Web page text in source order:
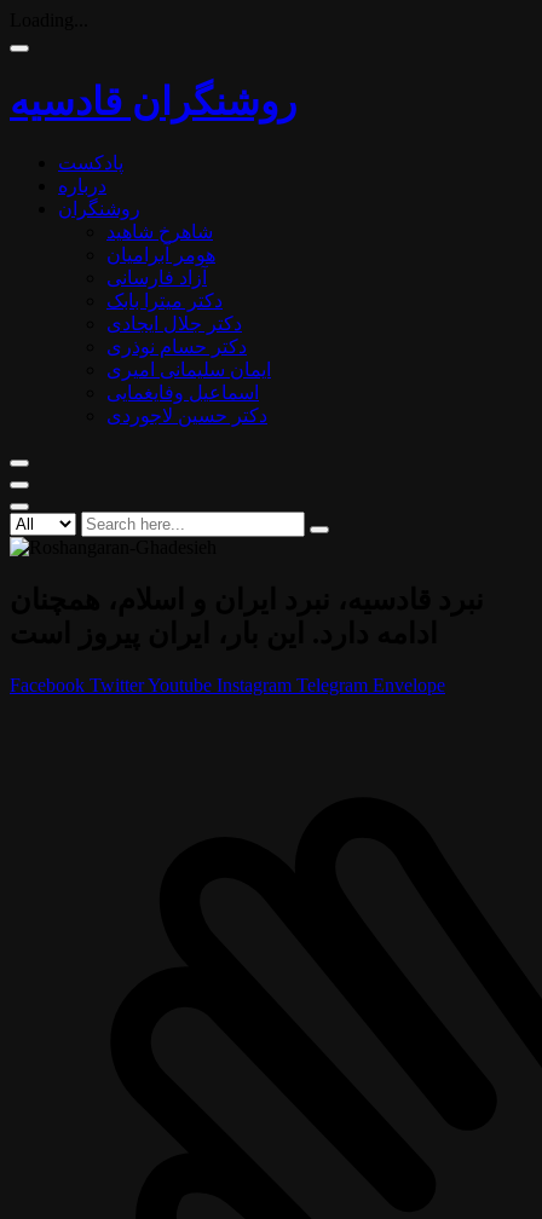
روشنگران قادسیه
پادکست
درباره
روشنگران
شاهرخ شاهید
هومر آبرامیان
آزاد فارسانی
دکتر میترا بابک
دکتر جلال ایجادی
دکتر حسام نوذری
ایمان سلیمانی امیری
اسماعیل وفایغمایی
دکتر حسین لاجوردی
Facebook TwitterYoutube Instagram Telegram Envelope